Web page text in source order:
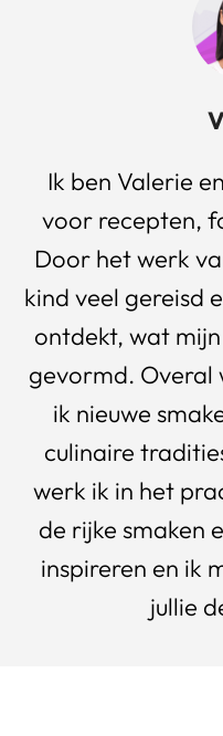
Ik ben Valerie
voor recepten,
Door het werk
kind veel gereisd
ontdekt, wat
gevormd. Overal
ik nieuwe
culinaire
werk ik in het
de rijke smaken
inspireren en ik
jullie